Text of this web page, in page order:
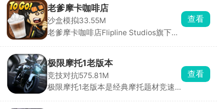
险，探索不同的场景，搜寻更多的惊喜
和宝藏，探索多样化的地形，应对各种
敌对生物，并使用合理的武器装备对战
怪物，享受极高自由度的冒险旅程。
老爹摩卡咖啡店
沙盒模拟33.55M
老爹摩卡咖啡店Flipline Studios旗下老
奶、分层到装饰，全程亲手参与每一杯
饮品的制作，用专业手法与创意搭配，
满足形形色色客人的挑剔口味。
查看
极限摩托1老版本
竞技对抗575.81M
极限摩托1老版本是经典摩托题材竞速
查看